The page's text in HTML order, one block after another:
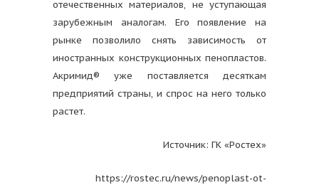
отечественных материалов, не уступающая
зарубежным аналогам. Его появление на
рынке позволило снять зависимость от
иностранных конструкционных пенопластов.
Акримид® уже поставляется десяткам
предприятий страны, и спрос на него только
растет.
Источник: ГК «Ростех»
https://rostec.ru/news/penoplast-ot-